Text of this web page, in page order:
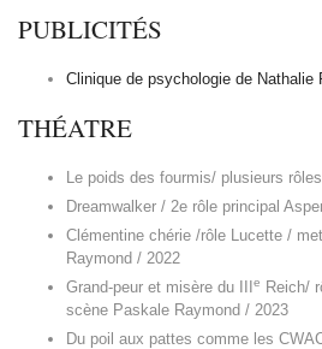
PUBLICITÉS
Clinique de psychologie de Nathalie
THÉATRE
Le poids des fourmis/ plusieurs
Dreamwalker / 2e rôle principal
Clémentine chérie /rôle Lucette /
Raymond / 2022
Grand-peur et misère du III
e
Reich/
scène Paskale Raymond / 2023
Du poil aux pattes comme les